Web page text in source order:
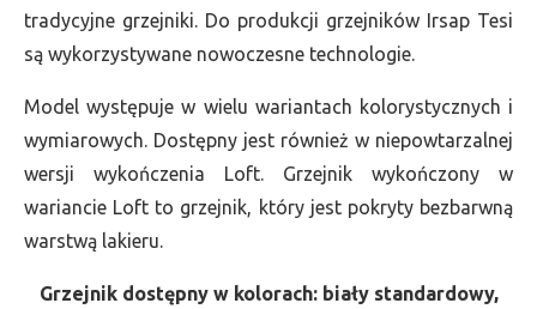
tradycyjne grzejniki. Do produkcji grzejników Irsap Tesi
są wykorzystywane nowoczesne technologie.
Model występuje w wielu wariantach kolorystycznych i
wymiarowych. Dostępny jest również w niepowtarzalnej
wersji wykończenia Loft. Grzejnik wykończony w
wariancie Loft to grzejnik, który jest pokryty bezbarwną
warstwą lakieru.
Grzejnik dostępny w kolorach: biały standardowy,